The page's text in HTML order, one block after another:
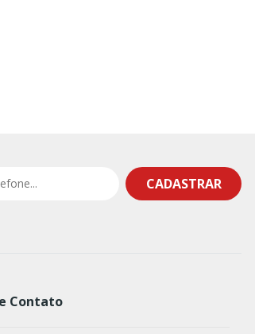
CADASTRAR
Contato